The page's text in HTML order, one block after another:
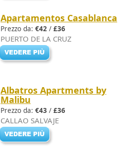
Apartamentos Casablanca
Prezzo da: €42 / £36
PUERTO DE LA CRUZ
Albatros Apartments by
Malibu
Prezzo da: €43 / £36
CALLAO SALVAJE